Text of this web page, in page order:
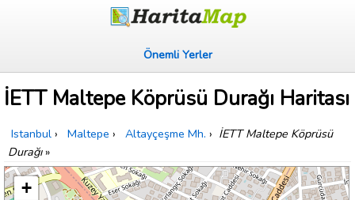
Önemli Yerler
İETT Maltepe Köprüsü Durağı Haritası
Istanbul › Maltepe › Altayçeşme Mh. › İETT Maltepe Köprüsü
Durağı»
+